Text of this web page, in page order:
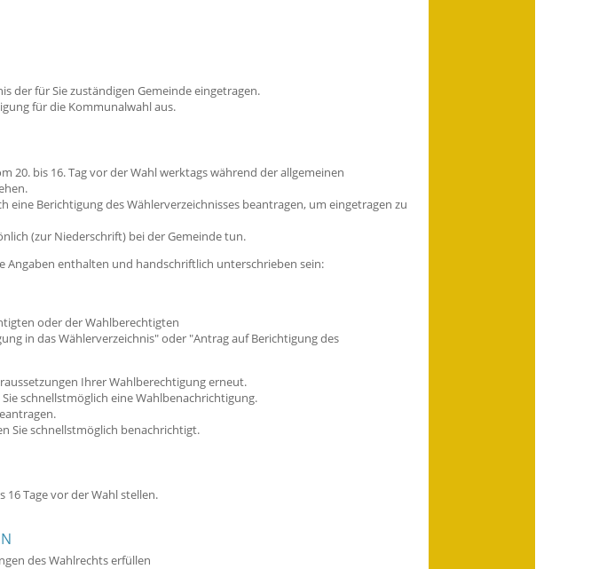
der für Sie zuständigen Gemeinde eingetragen.
für die Kommunalwahl aus.
20. bis 16. Tag vor der Wahl werktags während der allgemeinen
eine Berichtigung des Wählerverzeichnisses beantragen, um eingetragen zu
(zur Niederschrift) bei der Gemeinde tun.
Angaben enthalten und handschriftlich unterschrieben sein:
oder der Wahlberechtigten
in das Wählerverzeichnis" oder "Antrag auf Berichtigung des
Ihrer Wahlberechtigung erneut.
schnellstmöglich eine Wahlbenachrichtigung.
Sie schnellstmöglich benachrichtigt.
16 Tage vor der Wahl stellen.
des Wahlrechts erfüllen